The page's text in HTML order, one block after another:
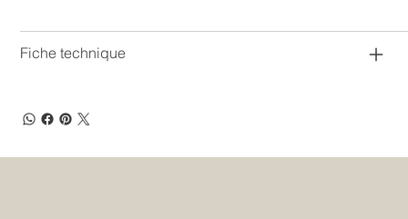
Fiche technique